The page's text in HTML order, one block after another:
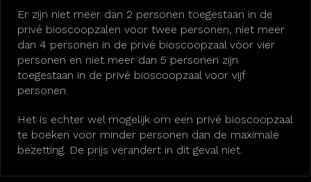
Er zijn niet meer dan 2 personen toegestaan in de
privé bioscoopzalen voor twee personen, niet meer
dan 4 personen in de privé bioscoopzaal voor vier
personen en niet meer dan 5 personen zijn
toegestaan in de privé bioscoopzaal voor vijf
personen.
Het is echter wel mogelijk om een privé bioscoopzaal
te boeken voor minder personen dan de maximale
bezetting. De prijs verandert in dit geval niet.